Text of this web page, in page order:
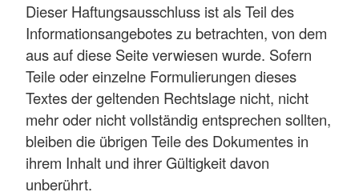
Dieser Haftungsausschluss ist als Teil des
Informationsangebotes zu betrachten, von dem
aus auf diese Seite verwiesen wurde. Sofern
Teile oder einzelne Formulierungen dieses
Textes der geltenden Rechtslage nicht, nicht
mehr oder nicht vollständig entsprechen sollten,
bleiben die übrigen Teile des Dokumentes in
ihrem Inhalt und ihrer Gültigkeit davon
unberührt.